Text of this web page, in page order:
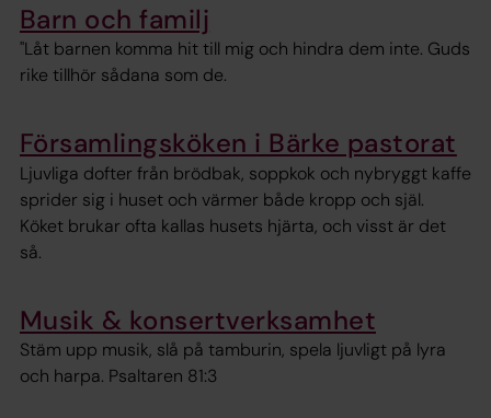
Barn och familj
"Låt barnen komma hit till mig och hindra dem inte. Guds
rike tillhör sådana som de.
Församlingsköken i Bärke pastorat
Ljuvliga dofter från brödbak, soppkok och nybryggt kaffe
sprider sig i huset och värmer både kropp och själ.
Köket brukar ofta kallas husets hjärta, och visst är det
så.
Musik & konsertverksamhet
Stäm upp musik, slå på tamburin, spela ljuvligt på lyra
och harpa. Psaltaren 81:3